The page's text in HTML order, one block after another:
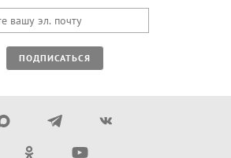
ПОДПИСАТЬСЯ